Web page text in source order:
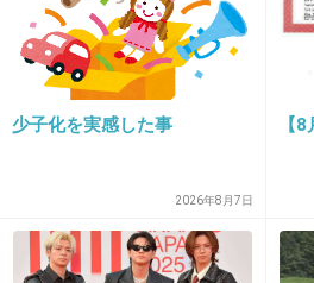
31. 匿名2019/06/20(木) 19:28:14
会社の愚痴なんて匿名でしか書け
Twitterにインスタやってないけ
少子化を実感した事
2026年8月7日
【